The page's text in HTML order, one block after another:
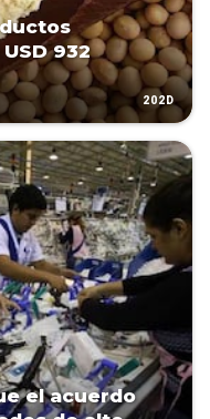
932
202D
el acuerdo